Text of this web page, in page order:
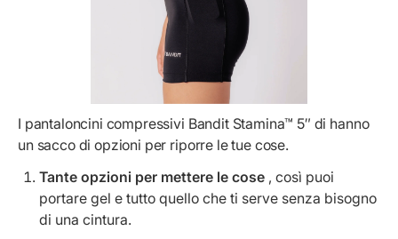
I pantaloncini compressivi Bandit Stamina™ 5″ di hanno
un sacco di opzioni per riporre le tue cose.
Tante opzioni per mettere le cose , così puoi
portare gel e tutto quello che ti serve senza bisogno
di una cintura.